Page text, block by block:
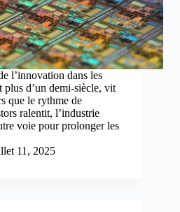
l’innovation dans les
plus d’un demi-siècle, vit
que le rythme de
ralentit, l’industrie
voie pour prolonger les
11, 2025